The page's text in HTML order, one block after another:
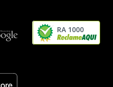
RA 1000